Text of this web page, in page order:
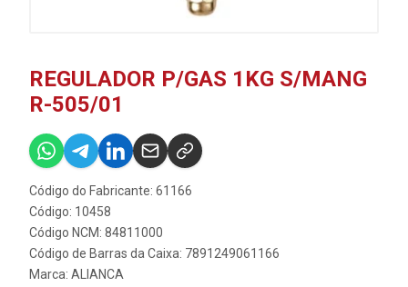
REGULADOR P/GAS 1KG S/MANG
R-505/01
Código do Fabricante: 61166
Código: 10458
Código NCM: 84811000
Código de Barras da Caixa: 7891249061166
Marca: ALIANCA